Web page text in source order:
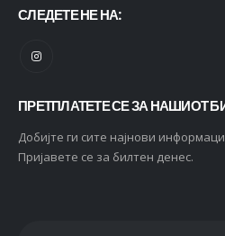
СЛЕДЕТЕ НЕ НА:
ПРЕТПЛАТЕТЕ СЕ ЗА НАШИОТ
Добијте ги сите најнови
Пријавете се за билтен денес.